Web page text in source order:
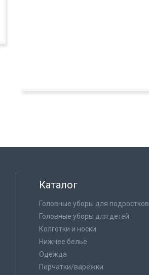
Каталог
Головные уборы для подростков
Головные уборы для детей
Колготки и носки
Нижнее бельё
Одежда
Перчатки/варежки